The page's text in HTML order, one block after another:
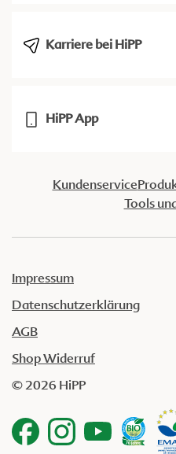
Karriere bei HiPP
HiPP App
Kundenservice
Tools
Impressum
Datenschutzerklärung
AGB
Shop Widerruf
© 2026 HiPP